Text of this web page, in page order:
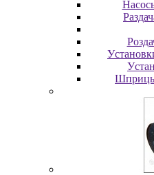
Шпpицы